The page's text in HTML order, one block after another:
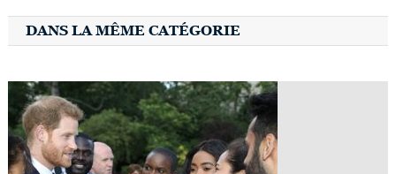
DANS LA MÊME CATÉGORIE